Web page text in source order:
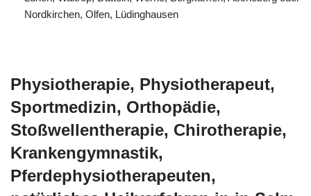
Nordkirchen, Olfen, Lüdinghausen
Physiotherapie, Physiotherapeut,
Sportmedizin, Orthopädie,
Stoßwellentherapie, Chirotherapie,
Krankengymnastik,
Pferdephysiotherapeuten,